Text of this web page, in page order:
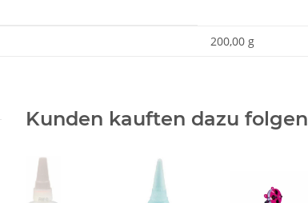
200,00 g
Kunden kauften dazu